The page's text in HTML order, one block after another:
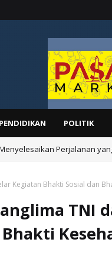
PENDIDIKAN POLITIK
Perjalanan
Kegiatan Bhakti Sosial dan
TNI